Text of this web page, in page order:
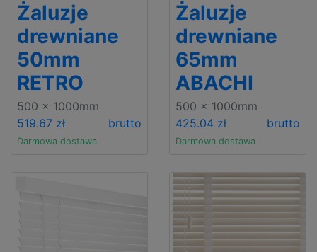
Żaluzje
drewniane
50mm
RETRO
500 x 1000mm
519.67 zł
brutto
Darmowa dostawa
Żaluzje
drewniane
65mm
ABACHI
500 x 1000mm
425.04 zł
brutto
Darmowa dostawa